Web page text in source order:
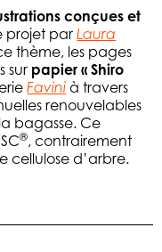
conçues et
projet parLaura
thème, les pages
sur papier « Shiro
Favini à travers
renouvelables
bagasse. Ce
®, contrairement
cellulose d’arbre.